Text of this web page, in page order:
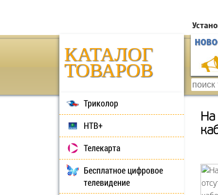
КАТАЛОГ
ТОВАРОВ
Триколор
НТВ+
Телекарта
Бесплатное цифровое
телевидение
На